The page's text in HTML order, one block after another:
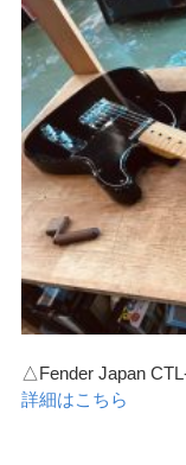
△Fender Japan
詳細はこちら